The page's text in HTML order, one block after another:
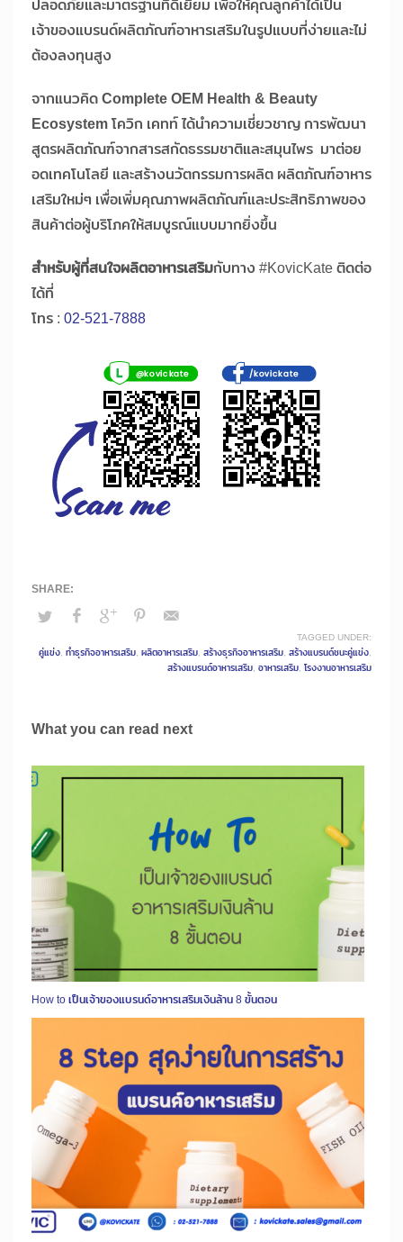
ปลอดภัยและมาตรฐานที่ดีเยี่ยม เพื่อให้คุณลูกค้าได้เป็น
เจ้าของแบรนด์ผลิตภัณฑ์อาหารเสริมในรูปแบบที่ง่ายและไม่
ต้องลงทุนสูง
จากแนวคิดComplete OEM Health & Beauty
Ecosystemโควิก เคทท์ ได้นำความเชี่ยวชาญ การพัฒนา
สูตรผลิตภัณฑ์จากสารสกัดธรรมชาติและสมุนไพร มาต่อย
อดเทคโนโลยี และสร้างนวัตกรรมการผลิต ผลิตภัณฑ์อาหาร
เสริมใหม่ๆ เพื่อเพิ่มคุณภาพผลิตภัณฑ์และประสิทธิภาพของ
สินค้าต่อผู้บริโภคให้สมบูรณ์แบบมากยิ่งขึ้น
สำหรับผู้ที่สนใจผลิตอาหารเสริมกับทาง #KovicKate ติดต่อ
ได้ที่
โทร : 02-521-7888
TAGGED UNDER:
คู่แข่ง, ทำธุรกิจอาหารเสริม, ผลิตอาหารเสริม, สร้างธุรกิจอาหารเสริม, สร้างแบรนด์ชนะคู่แข่ง,
สร้างแบรนด์อาหารเสริม, อาหารเสริม, โรงงานอาหารเสริม
What you can read next
How to เป็นเจ้าของแบรนด์อาหารเสริมเงินล้าน 8 ขั้นตอน